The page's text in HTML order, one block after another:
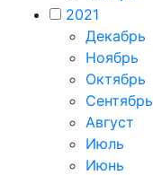
2021
Декабрь
Ноябрь
Октябрь
Сентябрь
Август
Июль
Июнь